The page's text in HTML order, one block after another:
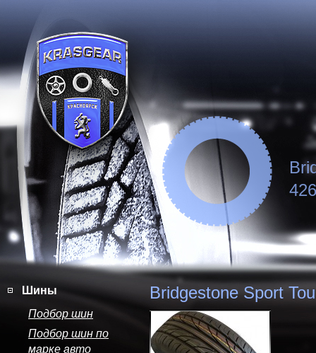
Шины
Подбор шин
Подбор шин по
марке авто
Bridgestone Sport